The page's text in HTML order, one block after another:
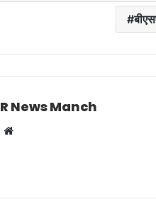
R News Manch
Website